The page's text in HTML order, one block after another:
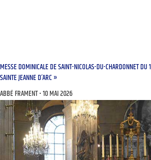
MESSE DOMINICALE DE SAINT-NICOLAS-DU-CHARDONNET
SAINTE JEANNE D’ARC »
ABBÉ FRAMENT 10 MAI 2026